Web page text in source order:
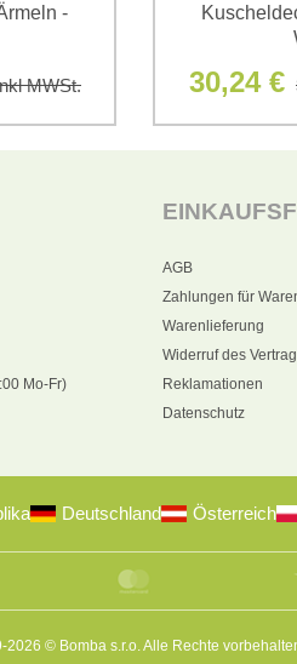
-
MWSt. 30,24 €
Mo-Fr)
AGB
Zahlungen für
Warenlieferung
Widerruf des
Reklamationen
Datenschutz
Deutschland Österreich
2026 © Bomba s.r.o. Alle Rechte